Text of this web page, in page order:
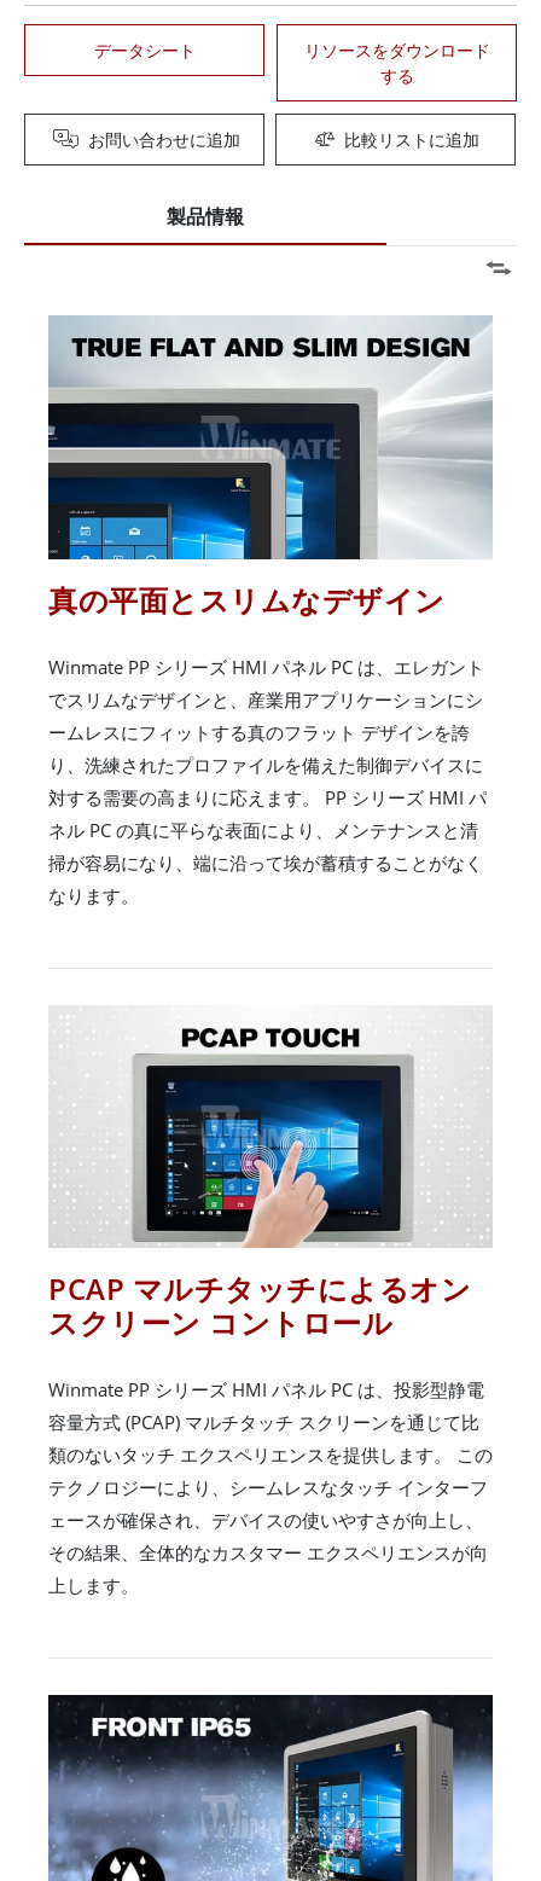
データシート
リソースをダウンロード
する
お問い合わせに追加 比較リストに追加
製品情報
真の平面とスリムなデザイン
Winmate PP シリーズ HMI パネル PC は、エレガント
でスリムなデザインと、産業用アプリケーションにシ
ームレスにフィットする真のフラット デザインを誇
り、洗練されたプロファイルを備えた制御デバイスに
対する需要の高まりに応えます。 PP シリーズ HMI パ
ネル PC の真に平らな表面により、メンテナンスと清
掃が容易になり、端に沿って埃が蓄積することがなく
なります。
PCAP マルチタッチによるオン
スクリーン コントロール
Winmate PP シリーズ HMI パネル PC は、投影型静電
容量方式 (PCAP) マルチタッチ スクリーンを通じて比
類のないタッチ エクスペリエンスを提供します。 この
テクノロジーにより、シームレスなタッチ インターフ
ェースが確保され、デバイスの使いやすさが向上し、
その結果、全体的なカスタマー エクスペリエンスが向
上します。